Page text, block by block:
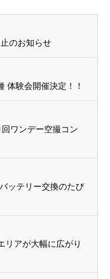
のお知らせ
体験会開催決定！！
ワンデー空撮コン
ッテリー交換のたび
リアが大幅に広がり